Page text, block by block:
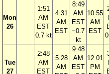
Mon
26
1:51
AM
EST
0.7 kt
4:31
AM
EST
8:49
AM
EST
−0.7
kt
10:55
AM
EST
Tue
27
2:48
AM
EST
5:28
AM
9:48
AM
EST
12:01
PM